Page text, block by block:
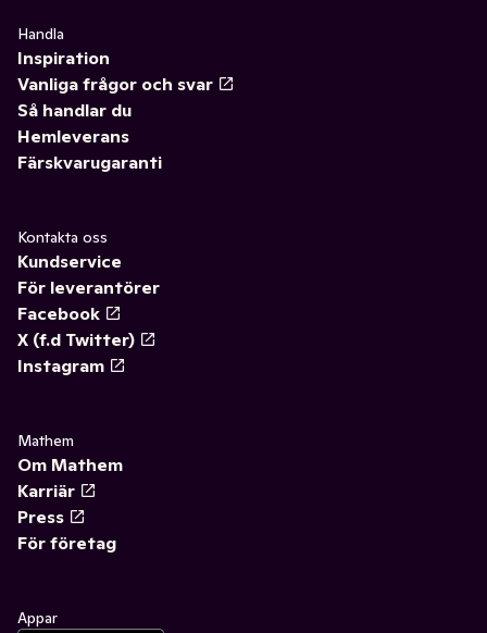
Handla
Inspiration
Vanliga frågor och svar
Så handlar du
Hemleverans
Färskvarugaranti
Kontakta oss
Kundservice
För leverantörer
Facebook
X (f.d Twitter)
Instagram
Mathem
Om Mathem
Karriär
Press
För företag
Appar